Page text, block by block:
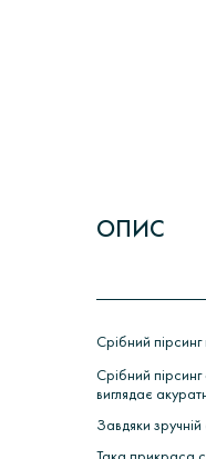
ОПИС
Срібний пірсинг
Срібний
виглядає
Завдяки